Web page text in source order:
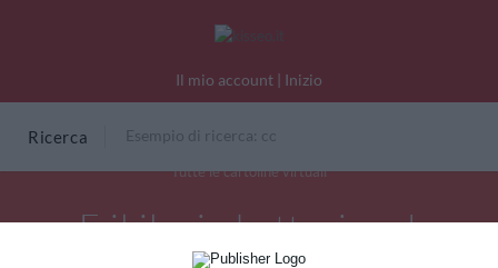
Il mio account | Inizio
Ricerca
Tutte le cartoline virtuali
E il il mio battesimo !